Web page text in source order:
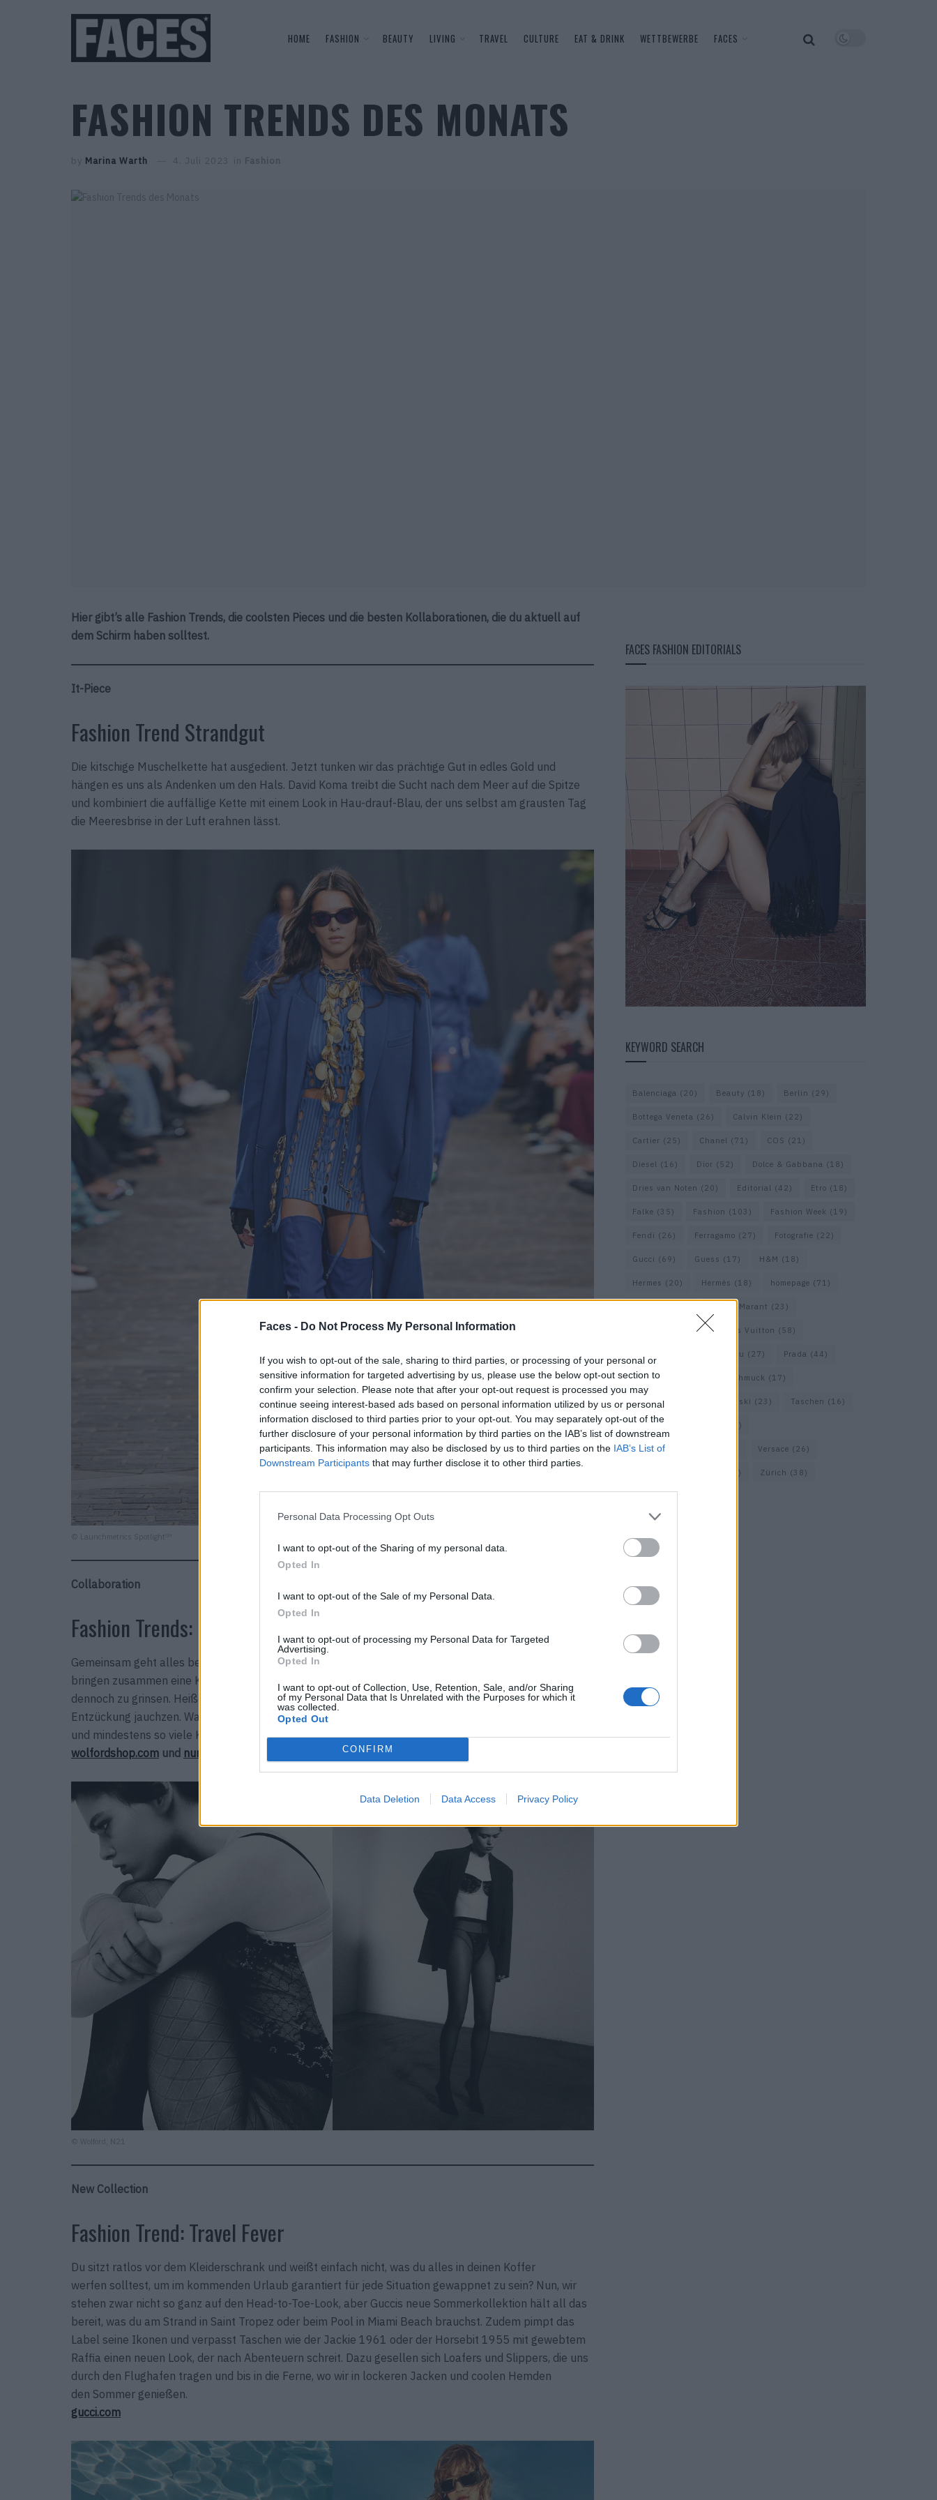
Faces - Do Not Process My Personal Information
If you wish to opt-out of the sale, sharing to third parties, or processing of your personal or
sensitive information for targeted advertising by us, please use the below opt-out section to
confirm your selection. Please note that after your opt-out request is processed you may
continue seeing interest-based ads based on personal information utilized by us or personal
information disclosed to third parties prior to your opt-out. You may separately opt-out of the
further disclosure of your personal information by third parties on the IAB’s list of downstream
participants. This information may also be disclosed by us to third parties on the IAB’s List of
Downstream Participants that may further disclose it to other third parties.
Personal Data Processing Opt Outs
I want to opt-out of the Sharing of my personal data.
Opted In
I want to opt-out of the Sale of my Personal Data.
Opted In
I want to opt-out of processing my Personal Data for Targeted
Advertising.
Opted In
I want to opt-out of Collection, Use, Retention, Sale, and/or Sharing
of my Personal Data that Is Unrelated with the Purposes for which it
was collected.
Opted Out
CONFIRM
Data Deletion Data Access Privacy Policy
HOME FASHION BEAUTY LIVING TRAVEL CULTURE EAT & DRINK WETTBEWERBE FACES
FASHION TRENDS DES MONATS
by Marina Warth 4. Juli 2023 in Fashion
Hier gibt’s alle Fashion Trends, die coolsten Pieces und die besten Kollaborationen, die du aktuell auf
dem Schirm haben solltest.
It-Piece
Fashion Trend Strandgut
Die kitschige Muschelkette hat ausgedient. Jetzt tunken wir das prächtige Gut in edles Gold und
hängen es uns als Andenken um den Hals. David Koma treibt die Sucht nach dem Meer auf die Spitze
und kombiniert die auffällige Kette mit einem Look in Hau-drauf-Blau, der uns selbst am grausten Tag
die Meeresbrise in der Luft erahnen lässt.
© Launchmetrics Spotlight
Collaboration
Fashion Trends: Hot Stuff
Gemeinsam geht alles besser. Deshalb tun sich Wolford und N21 in dieser Saison auch zusammen und
bringen zusammen eine Kollektion heraus, die es uns leicht macht, bei fehlendem Sonnenschein
dennoch zu grinsen. Heiße Strumpfhosen, coole Spitzen-Suits und Cut-­out-Bodys lassen uns vor
Entzückung jauchzen. Was uns drunter verschmitzt lächeln lässt, sorgt drüber für Aufregung
und mindestens so viele Komplimente, dass es für den ganzen Sommer reicht.
wolfordshop.com und numeroventuno.com
© Wolford, N21
New Collection
Fashion Trend: Travel Fever
Du sitzt ratlos vor dem Kleiderschrank und weißt einfach nicht, was du alles in deinen Koffer
werfen solltest, um im kommenden Urlaub garantiert für jede Situation gewappnet zu sein? Nun, wir
stehen zwar nicht so ganz auf den Head-to-Toe-Look, aber Guccis neue Sommer­kollektion hält all das
bereit, was du am Strand in Saint Tropez oder beim Pool in Miami Beach brauchst. Zudem pimpt das
Label seine Ikonen und verpasst Taschen wie der Jackie 1961 oder der Horsebit 1955 mit gewebtem
Raffia einen neuen Look, der nach Abenteuern schreit. Dazu gesellen sich Loafers und Slippers, die uns
durch den Flughafen tragen und bis in die Ferne, wo wir in lockeren Jacken und coolen Hemden
den Sommer genießen.
gucci.com
FACES FASHION EDITORIALS
KEYWORD SEARCH
Balenciaga (20) Beauty (18) Berlin (29)
Bottega Veneta (26) Calvin Klein (22)
Cartier (25) Chanel (71) COS (21)
Diesel (16) Dior (52) Dolce & Gabbana (18)
Dries van Noten (20) Editorial (42) Etro (18)
Falke (35) Fashion (103) Fashion Week (19)
Fendi (26) Ferragamo (27) Fotografie (22)
Gucci (69) Guess (17) H&M (18)
Hermes (20) Hermès (18) homepage (71)
Isabel Marant (23)
(20) Louis Vuitton (58)
Miu Miu (27) Prada (44)
Saint Laurent Schmuck (17)
Sportmax Swarovski (23) Taschen (16)
Travel(23) (33)
Vacheron Constantin Versace (26)
(18) Zürich (38)